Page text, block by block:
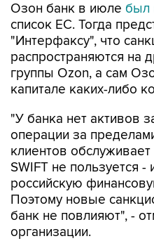
Озон банк в июле был
список ЕС. Тогда
"Интерфаксу", что
распространяются на
группы Ozon, а сам
капитале каких-либо
"У банка нет активов
операции за
клиентов обслуживает
SWIFT не пользуется -
российскую
Поэтому новые
банк не повлияют", -
организации.